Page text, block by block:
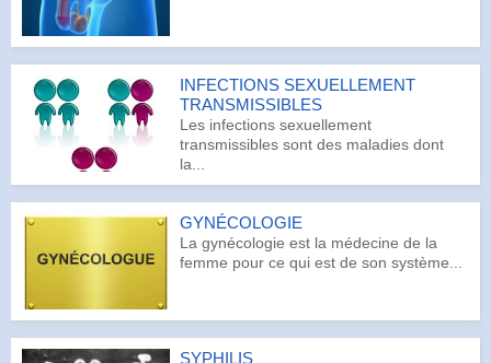
INFECTIONS SEXUELLEMENT
TRANSMISSIBLES
Les infections sexuellement
transmissibles sont des maladies dont
la...
GYNÉCOLOGIE
La gynécologie est la médecine de la
femme pour ce qui est de son système...
SYPHILIS